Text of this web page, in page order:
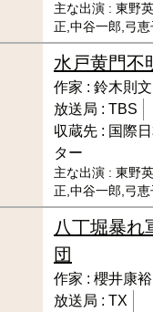
主な出演 : 東野
正,中谷一郎,弓
水戸黄門不
作家 : 鈴木則文
放送局 : TBS
収蔵先 : 国際
ター
主な出演 : 東野
正,中谷一郎,弓
八丁堀暴れ
団
作家 : 櫻井康裕
放送局 : TX